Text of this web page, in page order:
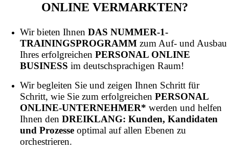
ONLINE VERMARKTEN?
Wir bieten IhnenDAS NUMMER-1-
TRAININGSPROGRAMM zum Auf- und Ausbau
Ihres erfolgreichenPERSONAL ONLINE
BUSINESS im deutschsprachigen Raum!
Wir begleiten Sie und zeigen Ihnen Schritt für
Schritt, wie Sie zum erfolgreichenPERSONAL
ONLINE-UNTERNEHMER* werden und helfen
Ihnen denDREIKLANG: Kunden, Kandidaten
und Prozesse optimal auf allen Ebenen zu
orchestrieren.